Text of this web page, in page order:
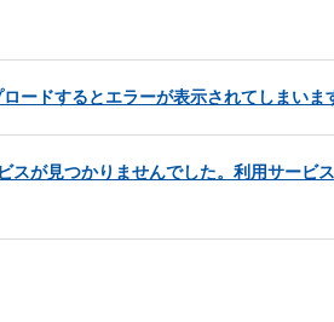
ードするとエラーが表示されてしまいま
が見つかりませんでした。利用サービ